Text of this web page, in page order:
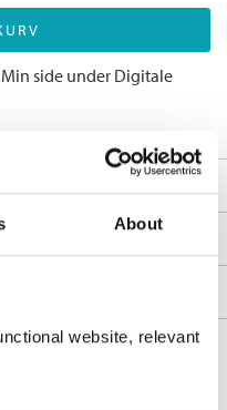
About
website, relevant
side under Digitale
Damm
romanserie. Passer
boknyhetene